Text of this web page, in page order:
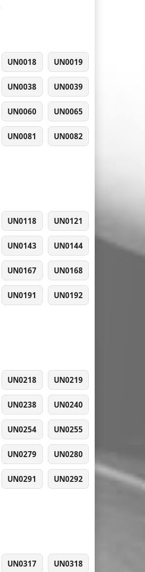
UN0018 UN0019
UN0038 UN0039
UN0060 UN0065
UN0081 UN0082
UN0118 UN0121
UN0143 UN0144
UN0167 UN0168
UN0191 UN0192
UN0218 UN0219
UN0238 UN0240
UN0254 UN0255
UN0279 UN0280
UN0291 UN0292
UN0317 UN0318